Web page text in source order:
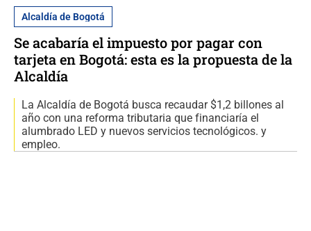
Alcaldía de Bogotá
Se acabaría el impuesto por pagar con
tarjeta en Bogotá: esta es la propuesta de la
Alcaldía
La Alcaldía de Bogotá busca recaudar $1,2 billones al
año con una reforma tributaria que financiaría el
alumbrado LED y nuevos servicios tecnológicos. y
empleo.